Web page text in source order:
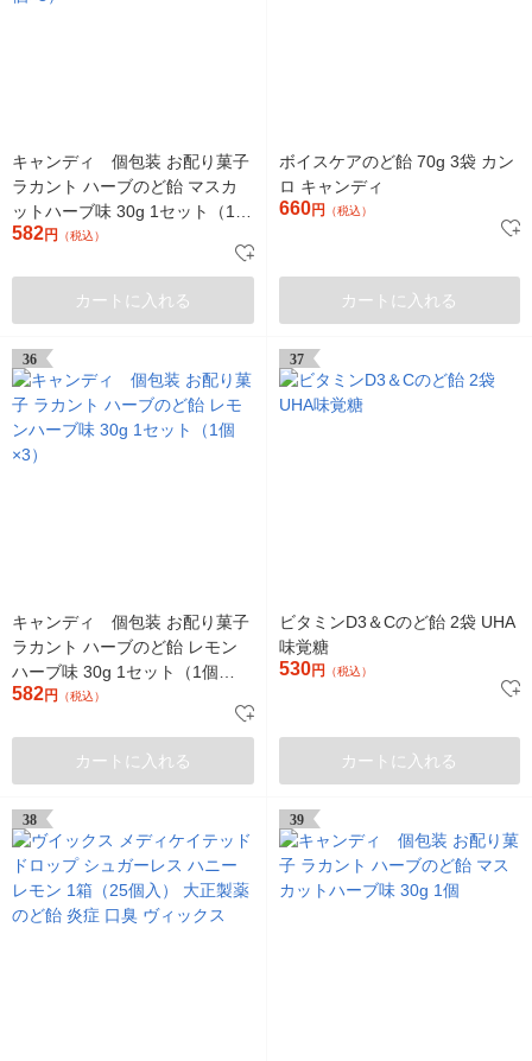
キャンディ 個包装 お配り菓子
ラカント ハーブのど飴 マスカ
ットハーブ味 30g 1セット（1個
×3）
582円 （税込）
カートに入れる
ボイスケアのど飴 70g 3袋 カン
ロ キャンディ
660円 （税込）
カートに入れる
36
キャンディ 個包装 お配り菓子
ラカント ハーブのど飴 レモン
ハーブ味 30g 1セット（1個
×3）
582円 （税込）
カートに入れる
37
ビタミンD3＆Cのど飴 2袋 UHA
味覚糖
530円 （税込）
カートに入れる
38 39